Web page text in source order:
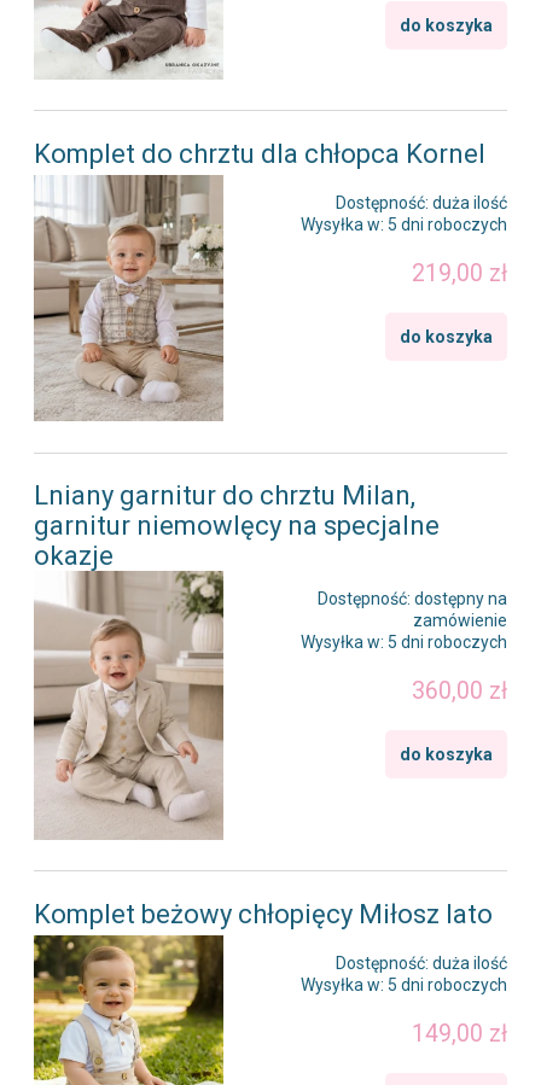
do koszyka
Komplet do chrztu dla chłopca Kornel
Dostępność: duża ilość
Wysyłka w: 5 dni roboczych
219,00 zł
do koszyka
Lniany garnitur do chrztu Milan,
garnitur niemowlęcy na specjalne
okazje
Dostępność: dostępny na
zamówienie
Wysyłka w: 5 dni roboczych
360,00 zł
do koszyka
Komplet beżowy chłopięcy Miłosz lato
Dostępność: duża ilość
Wysyłka w: 5 dni roboczych
149,00 zł